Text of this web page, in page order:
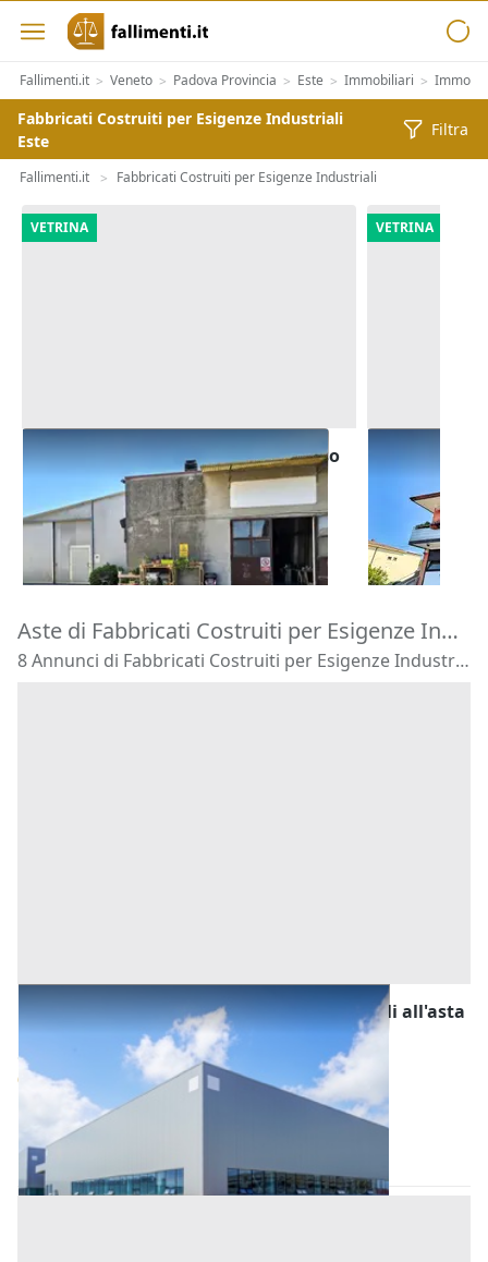
Fallimenti.it > Veneto > Padova Provincia > Este > Immobiliari >
Fabbricati Costruiti per Esigenze Industriali
Este
Filtra
Fallimenti.it > Fabbricati Costruiti per Esigenze Industriali
VETRINA
Asta Capannone artigianale ad uso
laboratorio
Costa di Rovigo (Rovigo)
16.875 €
14/09/2026
VETRINA
Asta
Zevio
120.180 €
29/09/2026
Aste di Fabbricati Costruiti per Esigenze Industriali Este
8 Annunci di Fabbricati Costruiti per Esigenze Industriali - Este
Fabbricati Costruiti per Esigenze Industriali all'asta
a Padova
(Padova)
Offerta minima
637.500 € 850.000 €
Codice asta:
Asta chiusa